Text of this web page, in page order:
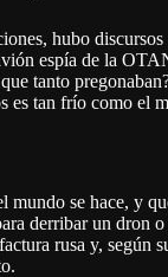
hubo
espía de la
tanto
es tan frío como el
mundo se hace, y
derribar un dron
rusa y, según